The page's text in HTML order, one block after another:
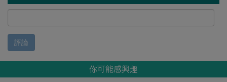
評論
你可能感興趣